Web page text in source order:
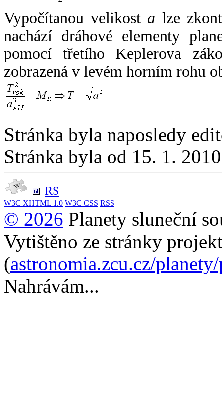
Vypočítanou velikost a lze
nachází dráhové elementy
pomocí třetího Keplerova
zobrazená v levém horním rohu
Stránka byla naposledy
Stránka byla od 15. 1.
RS
W3C XHTML 1.0 W3C CSS RSS
© 2026 Planety sluneční
Vytištěno ze stránky
(astronomia.zcu.cz/
Nahrávám...